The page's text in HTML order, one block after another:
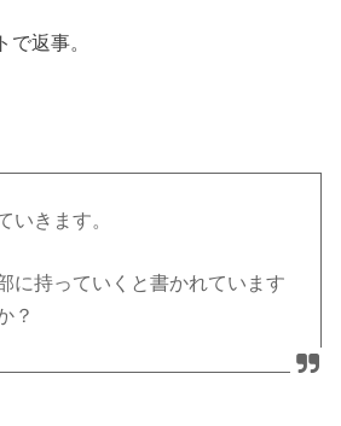
で返事。
いきます。
に持っていくと書かれています
？